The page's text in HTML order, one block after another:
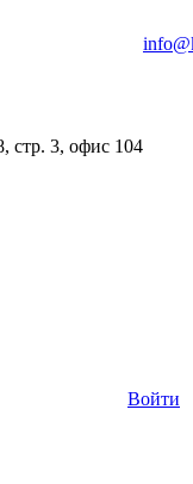
стр. 3, офис 104
Войти